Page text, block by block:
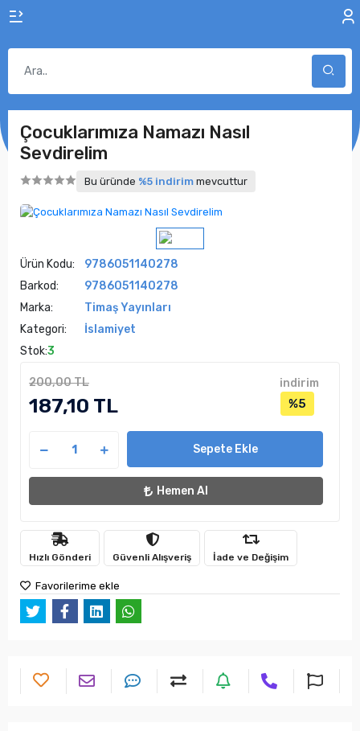
Çocuklarımıza Namazı Nasıl
Sevdirelim
Bu üründe %5 indirim mevcuttur
Ürün Kodu:
9786051140278
Barkod:
9786051140278
Marka:
Timaş Yayınları
Kategori:
İslamiyet
Stok:3
200,00 TL
187,10 TL
indirim
%5
Sepete Ekle
Hemen Al
Hızlı Gönderi Güvenli Alışveriş İade ve Değişim
Favorilerime ekle